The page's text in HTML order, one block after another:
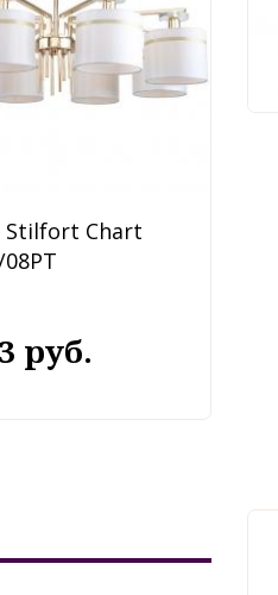
Chart
руб.